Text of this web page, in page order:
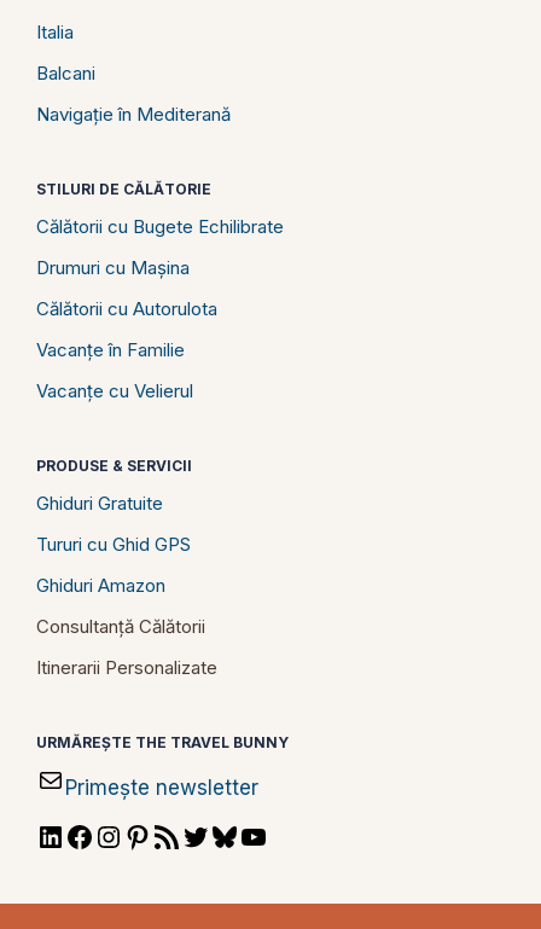
Italia
Balcani
Navigație în Mediterană
STILURI DE CĂLĂTORIE
Călătorii cu Bugete Echilibrate
Drumuri cu Mașina
Călătorii cu Autorulota
Vacanțe în Familie
Vacanțe cu Velierul
PRODUSE & SERVICII
Ghiduri Gratuite
Tururi cu Ghid GPS
Ghiduri Amazon
Consultanță Călătorii
Itinerarii Personalizate
URMĂREȘTE THE TRAVEL BUNNY
Primește newsletter
LinkedIn
Facebook
Instagram
Pinterest
RSSTwitterBluesky